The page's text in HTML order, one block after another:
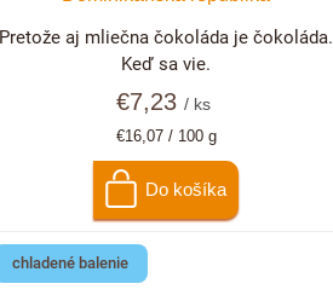
€7,23 / ks
Jednotková
€16,07 / 100 g
Do košíka
Pretože aj mliečna čokoláda je čokoláda.
Keď sa vie.
chladené balenie